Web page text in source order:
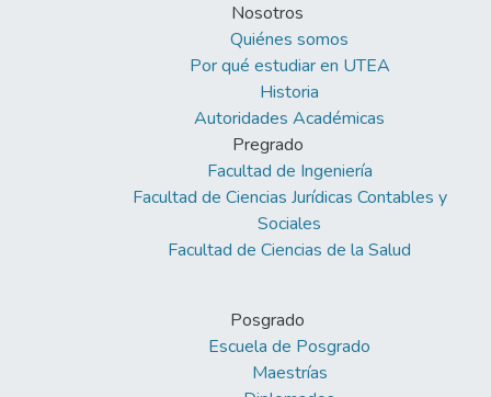
Nosotros
Quiénes somos
Por qué estudiar en UTEA
Historia
Autoridades Académicas
Pregrado
Facultad de Ingeniería
Facultad de Ciencias Jurídicas Contables y
Sociales
Facultad de Ciencias de la Salud
Posgrado
Escuela de Posgrado
Maestrías